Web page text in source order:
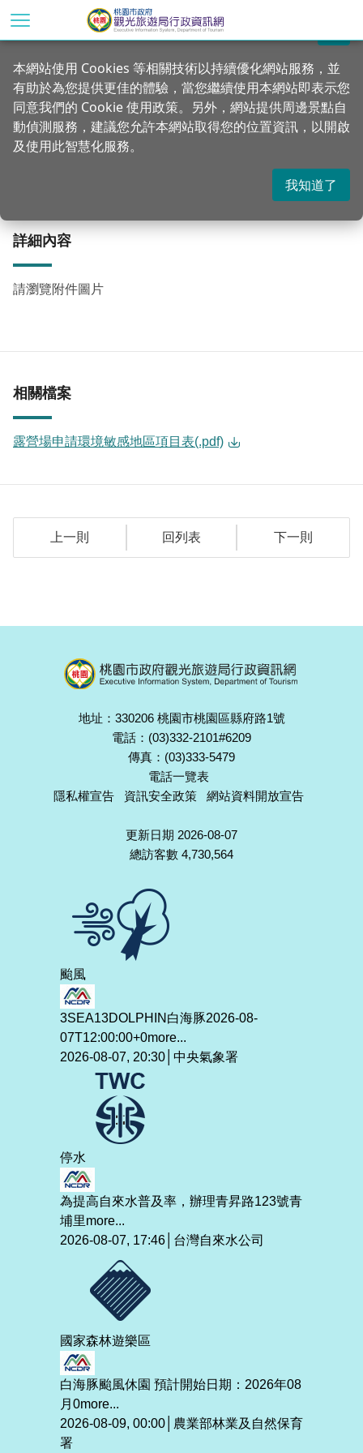
到
首頁 資訊公開 露營場申設專區
露營場申請應查詢環境敏感地區項目表
詳細內容
請瀏覽附件圖片
相關檔案
露營場申請環境敏感地區項目表(.pdf)
上一則 回列表 下一則
關閉
本網站使用 Cookies 等相關技術以持續優化網站服務，並
有助於為您提供更佳的體驗，當您繼續使用本網站即表示您
同意我們的 Cookie 使用政策。另外，網站提供周邊景點自
動偵測服務，建議您允許本網站取得您的位置資訊，以開啟
及使用此智慧化服務。
我知道了
地址：330206 桃園市桃園區縣府路1號
電話：(03)332-2101#6209
傳真：(03)333-5479
電話一覽表
隱私權宣告
資訊安全政策 網站資料開放宣告
更新日期 2026-08-07
總訪客數 4,730,564
颱風
3SEA13DOLPHIN白海豚2026-08-
07T12:00:00+0more...
2026-08-07, 20:30│中央氣象署
停水
為提高自來水普及率，辦理青昇路123號青
埔里more...
2026-08-07, 17:46│台灣自來水公司
國家森林遊樂區
白海豚颱風休園 預計開始日期：2026年08
月0more...
2026-08-09, 00:00│農業部林業及自然保育
署